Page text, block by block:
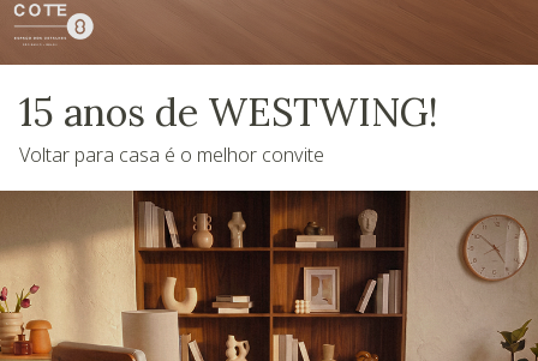
15 anos de WESTWING!
Voltar para casa é o melhor convite